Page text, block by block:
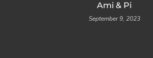
Ami & Pi
September 9, 2023